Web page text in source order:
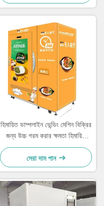
হিমায়িত ডাম্পলাইন ভেন্ডিং মেশিন বিক্রির
জন্য উচ্চ গরম করার ক্ষমতা হিমায়িত
খাদ্য ভেন্ডিং মেশিন
সেরা দাম পান